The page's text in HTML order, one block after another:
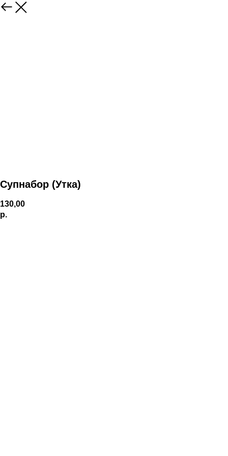
Супнабор (Утка)
130,00
р.